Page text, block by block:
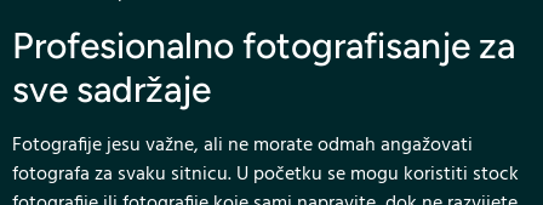
Profesionalno fotografisanje za
sve sadržaje
Fotografije jesu važne, ali ne morate odmah angažovati
fotografa za svaku sitnicu. U početku se mogu koristiti stock